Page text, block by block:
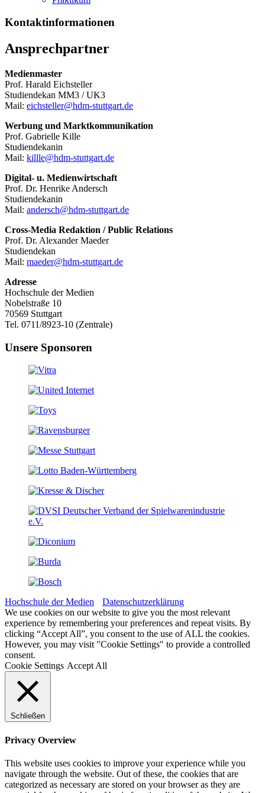
Kontaktinformationen
Ansprechpartner
Medienmaster
Prof. Harald Eichsteller
Studiendekan MM3 / UK3
Mail: eichsteller@hdm-stuttgart.de
Werbung und Marktkommunikation
Prof. Gabrielle Kille
Studiendekanin
Mail: killle@hdm-stuttgart.de
Digital- u. Medienwirtschaft
Prof. Dr. Henrike Andersch
Studiendekanin
Mail: andersch@hdm-stuttgart.de
Cross-Media Redaktion / Public Relations
Prof. Dr. Alexander Maeder
Studiendekan
Mail: maeder@hdm-stuttgart.de
Adresse
Hochschule der Medien
Nobelstraße 10
70569 Stuttgart
Tel. 0711/8923-10 (Zentrale)
Unsere Sponsoren
Hochschule der Medien
Datenschutzerklärung
We use cookies on our website to give you the most relevant
experience by remembering your preferences and repeat visits. By
clicking “Accept All”, you consent to the use of ALL the cookies.
However, you may visit "Cookie Settings" to provide a controlled
consent.
Cookie Settings Accept All
Schließen
Privacy Overview
This website uses cookies to improve your experience while you
navigate through the website. Out of these, the cookies that are
categorized as necessary are stored on your browser as they are